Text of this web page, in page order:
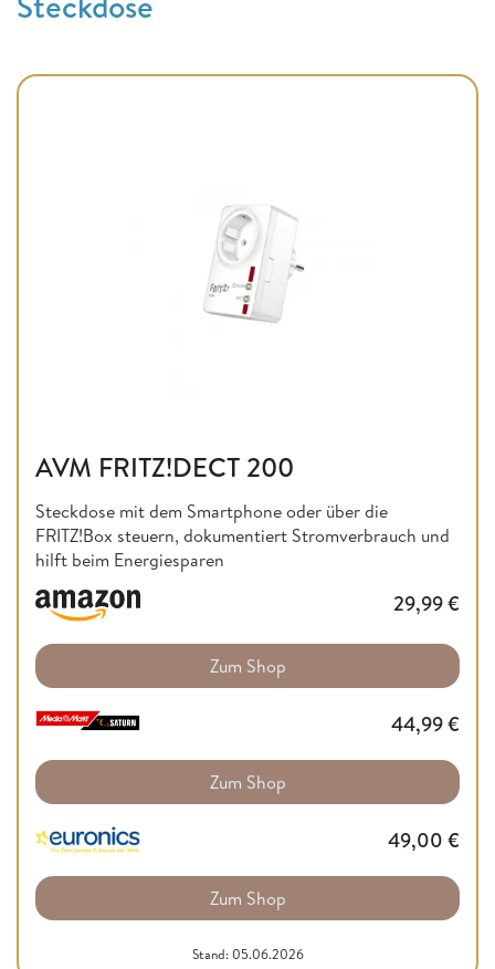
AVM FRITZ!DECT 200
Steckdose mit dem Smartphone oder über die
FRITZ!Box steuern, dokumentiert Stromverbrauch und
hilft beim Energiesparen
29,99€
Zum Shop
44,99€
Zum Shop
49,00 €
Zum Shop
Stand: 05.06.2026